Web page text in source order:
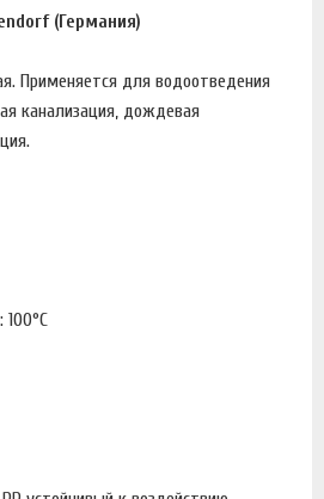
(Германия)
Применяется для водоотведения
канализация, дождевая
100°С